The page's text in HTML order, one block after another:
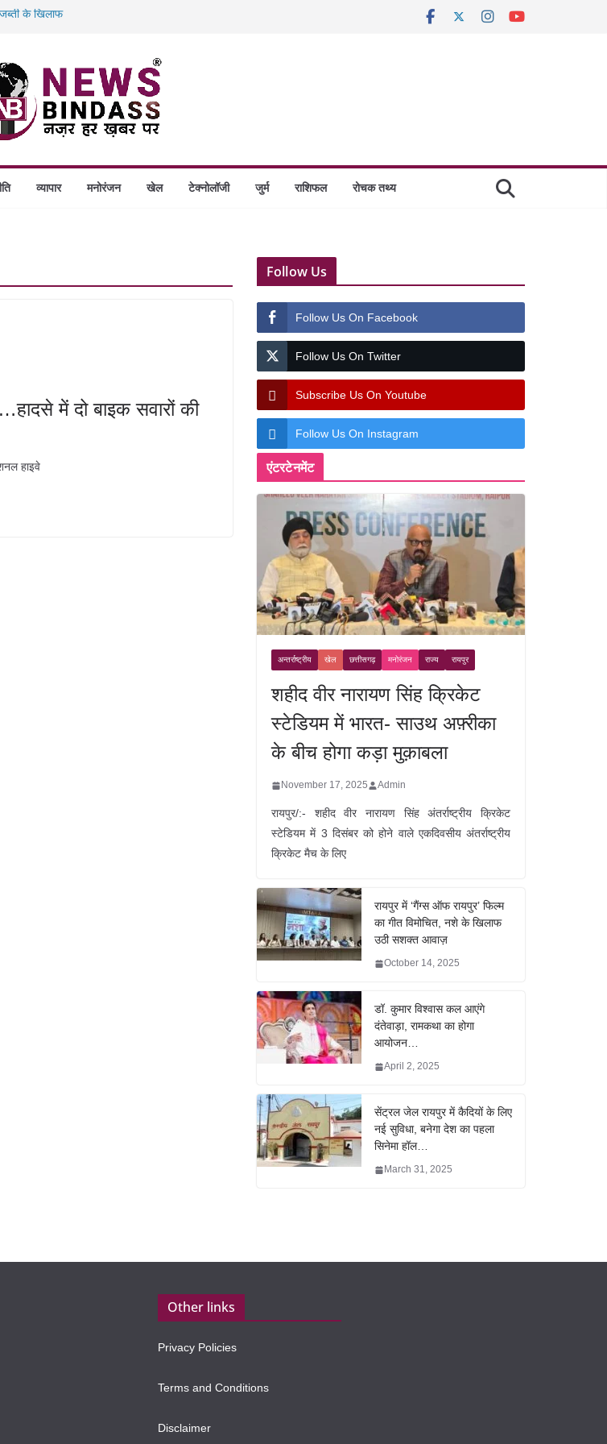
के खिलाफ
10 उत्कृष्ट गोठानों
गिरफ्तार
व्यापार मनोरंजन खेल टेक्नोलॉजी जुर्म राशिफल रोचक तथ्य
में दो बाइक सवारों की
हाइवे
Follow Us
Follow Us On Facebook
Follow Us On Twitter
Subscribe Us On Youtube
Follow Us On Instagram
एंटरटेनमेंट
अन्तर्राष्ट्रीय खेल छत्तीसगढ़ मनोरंजन राज्य रायपुर
शहीद वीर नारायण सिंह क्रिकेट
स्टेडियम में भारत- साउथ अफ़्रीका
के बीच होगा कड़ा मुक़ाबला
November 17, 2025 Admin
रायपुर/:- शहीद वीर नारायण सिंह अंतर्राष्ट्रीय क्रिकेट
स्टेडियम में 3 दिसंबर को होने वाले एकदिवसीय अंतर्राष्ट्रीय
क्रिकेट मैच के लिए
रायपुर में ‘गैंग्स ऑफ रायपुर’ फिल्म
का गीत विमोचित, नशे के खिलाफ
उठी सशक्त आवाज़
October 14, 2025
डॉ. कुमार विश्वास कल आएंगे
दंतेवाड़ा, रामकथा का होगा
आयोजन…
April 2, 2025
सेंट्रल जेल रायपुर में कैदियों के लिए
नई सुविधा, बनेगा देश का पहला
सिनेमा हॉल…
March 31, 2025
Other links
Privacy Policies
Terms and Conditions
Disclaimer